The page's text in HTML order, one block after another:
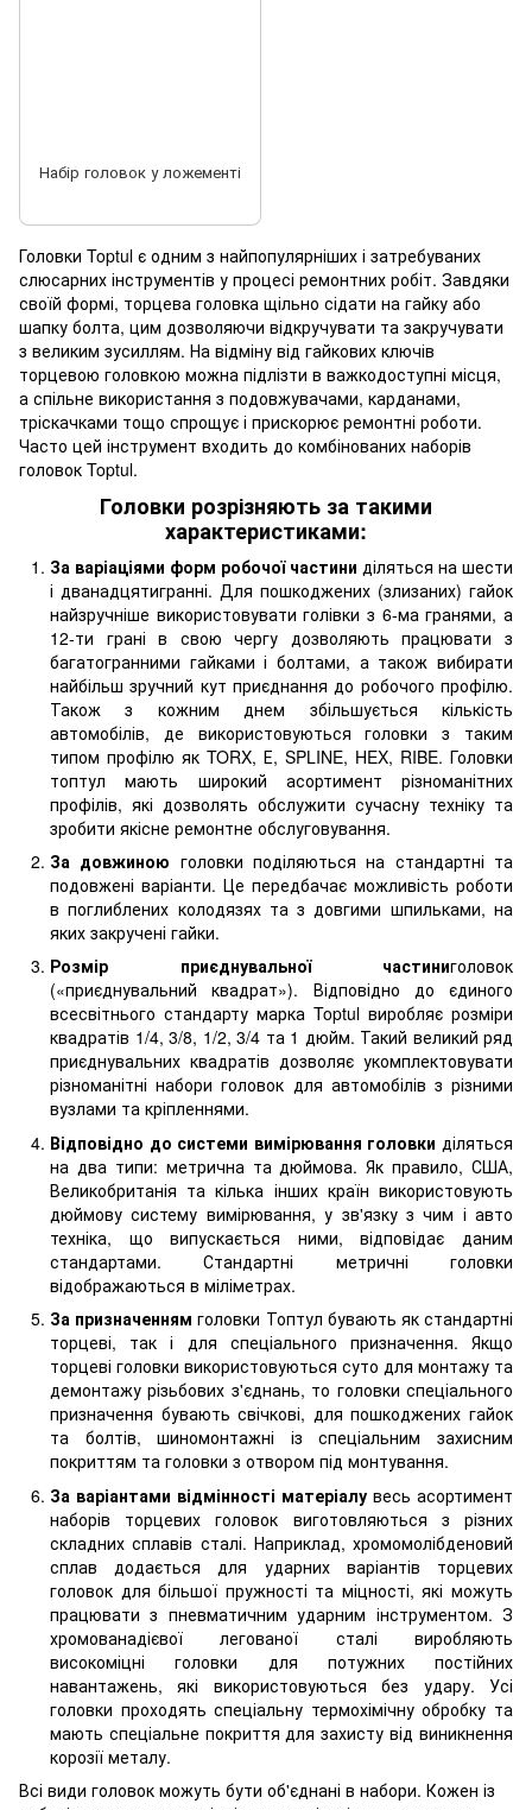
Головки Toptul є одним з найпопулярніших і затребуваних
слюсарних інструментів у процесі ремонтних робіт. Завдяки
своїй формі, торцева головка щільно сідати на гайку або
шапку болта, цим дозволяючи відкручувати та закручувати
з великим зусиллям. На відміну від гайкових ключів
торцевою головкою можна підлізти в важкодоступні місця,
а спільне використання з подовжувачами, карданами,
тріскачками тощо спрощує і прискорює ремонтні роботи.
Часто цей інструмент входить до комбінованих наборів
головок Toptul.
Головки розрізняють за такими
характеристиками:
За варіаціями форм робочої частини діляться на шести
і дванадцятигранні. Для пошкоджених (злизаних) гайок
найзручніше використовувати голівки з 6-ма гранями, а
12-ти грані в свою чергу дозволяють працювати з
багатогранними гайками і болтами, а також вибирати
найбільш зручний кут приєднання до робочого профілю.
Також з кожним днем ​​збільшується кількість
автомобілів, де використовуються головки з таким
типом профілю як TORX, Е, SPLINE, HEX, RIBE. Головки
топтул мають широкий асортимент різноманітних
профілів, які дозволять обслужити сучасну техніку та
зробити якісне ремонтне обслуговування.
За довжиною головки поділяються на стандартні та
подовжені варіанти. Це передбачає можливість роботи
в поглиблених колодязях та з довгими шпильками, на
яких закручені гайки.
Розмір приєднувальної частиниголовок
(«приєднувальний квадрат»). Відповідно до єдиного
всесвітнього стандарту марка Toptul виробляє розміри
квадратів 1/4, 3/8, 1/2, 3/4 та 1 дюйм. Такий великий ряд
приєднувальних квадратів дозволяє укомплектовувати
різноманітні набори головок для автомобілів з різними
вузлами та кріпленнями.
Відповідно до системи вимірювання головки діляться
на два типи: метрична та дюймова. Як правило, США,
Великобританія та кілька інших країн використовують
дюймову систему вимірювання, у зв'язку з чим і авто
техніка, що випускається ними, відповідає даним
стандартами. Стандартні метричні головки
відображаються в міліметрах.
За призначеннямголовки Топтул бувають як стандартні
торцеві, так і для спеціального призначення. Якщо
торцеві головки використовуються суто для монтажу та
демонтажу різьбових з'єднань, то головки спеціального
призначення бувають свічкові, для пошкоджених гайок
та болтів, шиномонтажні із спеціальним захисним
покриттям та головки з отвором під монтування.
За варіантами відмінності матеріалу весь асортимент
наборів торцевих головок виготовляються з різних
складних сплавів сталі. Наприклад, хромомолібденовий
сплав додається для ударних варіантів торцевих
головок для більшої пружності та міцності, які можуть
працювати з пневматичним ударним інструментом. З
хромованадієвої легованої сталі виробляють
високоміцні головки для потужних постійних
навантажень, які використовуються без удару. Усі
головки проходять спеціальну термохімічну обробку та
мають спеціальне покриття для захисту від виникнення
корозії металу.
Всі види головок можуть бути об'єднані в набори. Кожен із
Набір головок у ложементі